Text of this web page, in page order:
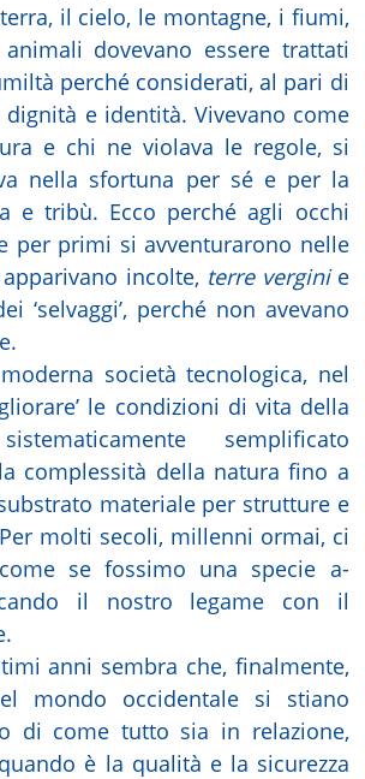
il cielo, le montagne, i fiumi,
dovevano essere trattati
perché considerati, al pari di
e identità. Vivevano come
e chi ne violava le regole, si
nella sfortuna per sé e per la
e tribù. Ecco perché agli occhi
per primi si avventurarono nelle
incolte, terre verginie
‘selvaggi’, perché non avevano
società tecnologica, nel
le condizioni di vita della
semplificato
complessità della natura fino a
materiale per strutture e
molti secoli, millenni ormai, ci
se fossimo una specie a-
il nostro legame con il
anni sembra che, finalmente,
mondo occidentale si stiano
di come tutto sia in relazione,
è la qualità e la sicurezza